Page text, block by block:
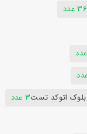
36 عدد
بلوک اتوکد تست3 عدد